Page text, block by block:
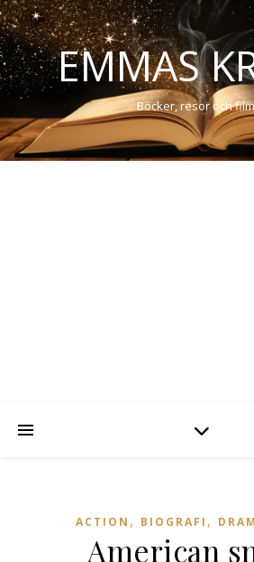
EMMAS
Böcker, resor och
ACTION , BIOGRAFI ,
American